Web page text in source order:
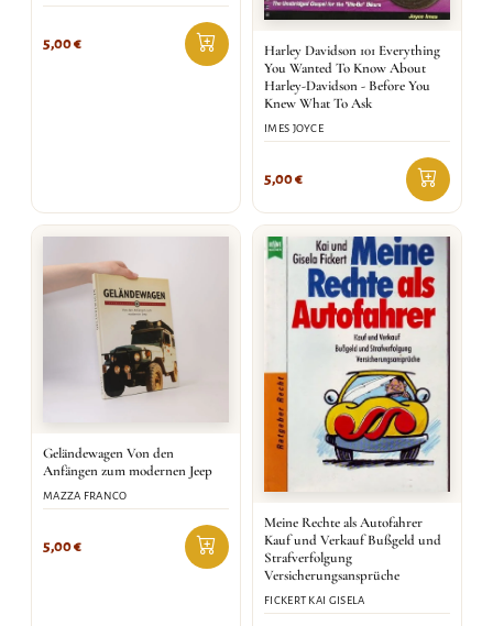
5,00€
Harley Davidson 101 Everything
You Wanted To Know About
Harley-Davidson - Before You
Knew What To Ask
IMES JOYCE
5,00€
Geländewagen Von den
Anfängen zum modernen Jeep
MAZZA FRANCO
5,00€
Meine Rechte als Autofahrer
Kauf und Verkauf Bußgeld und
Strafverfolgung
Versicherungsansprüche
FICKERT KAI GISELA